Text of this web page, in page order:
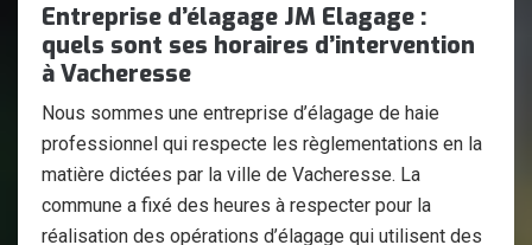
Entreprise d’élagage JM Elagage :
quels sont ses horaires d’intervention
à Vacheresse
Nous sommes une entreprise d’élagage de haie
professionnel qui respecte les règlementations en la
matière dictées par la ville de Vacheresse. La
commune a fixé des heures à respecter pour la
réalisation des opérations d’élagage qui utilisent des